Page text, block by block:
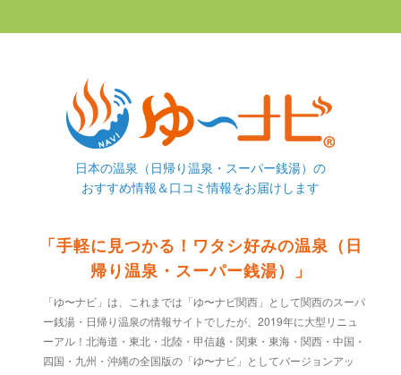
日本の温泉（日帰り温泉・スーパー銭湯）の
おすすめ情報＆口コミ情報をお届けします
「手軽に見つかる！ワタシ好みの温泉（日
帰り温泉・スーパー銭湯）」
「ゆ〜ナビ」は、これまでは「ゆ〜ナビ関西」として関西のスーパ
ー銭湯・日帰り温泉の情報サイトでしたが、2019年に大型リニュ
ーアル！北海道・東北・北陸・甲信越・関東・東海・関西・中国・
四国・九州・沖縄の全国版の「ゆ〜ナビ」としてバージョンアッ